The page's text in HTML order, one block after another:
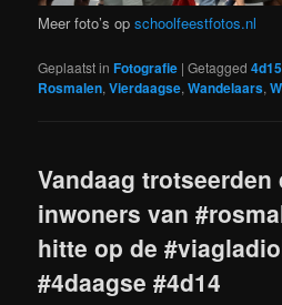
Meer foto’s opschoolfeestfotos.nl
Geplaatst in Fotografie |Getagged 4d15
Rosmalen,Vierdaagse,Wandelaars,
Vandaag trotseerden
inwoners van
hitte op de
#4daagse #4d14